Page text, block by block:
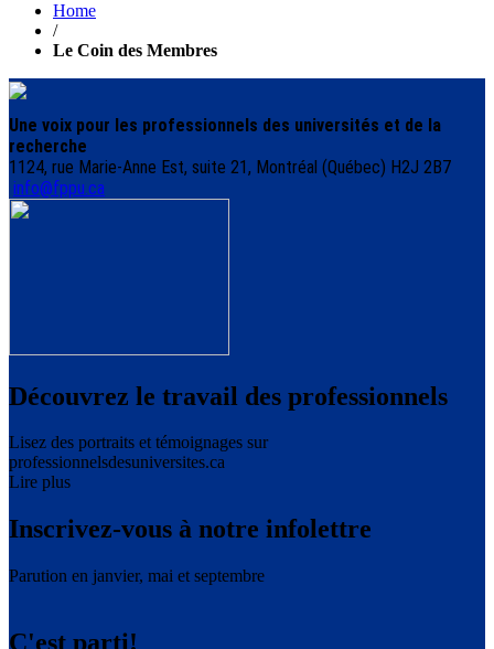
Home
/
Le Coin des Membres
Une voix pour les professionnels des universités et de la
recherche
1124, rue Marie-Anne Est, suite 21, Montréal (Québec) H2J 2B7
info@fppu.ca
Découvrez le travail des professionnels
Lisez des portraits et témoignages sur
professionnelsdesuniversites.ca
Lire plus
Inscrivez-vous à notre infolettre
Parution en janvier, mai et septembre
C'est parti!